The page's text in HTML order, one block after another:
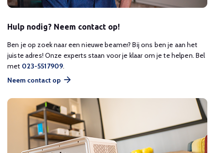
Hulp nodig? Neem contact op!
Ben je op zoek naar een nieuwe beamer? Bij ons ben je aan het
juiste adres! Onze experts staan voor je klaar om je te helpen. Bel
met 023-5517909.
Neem contact op